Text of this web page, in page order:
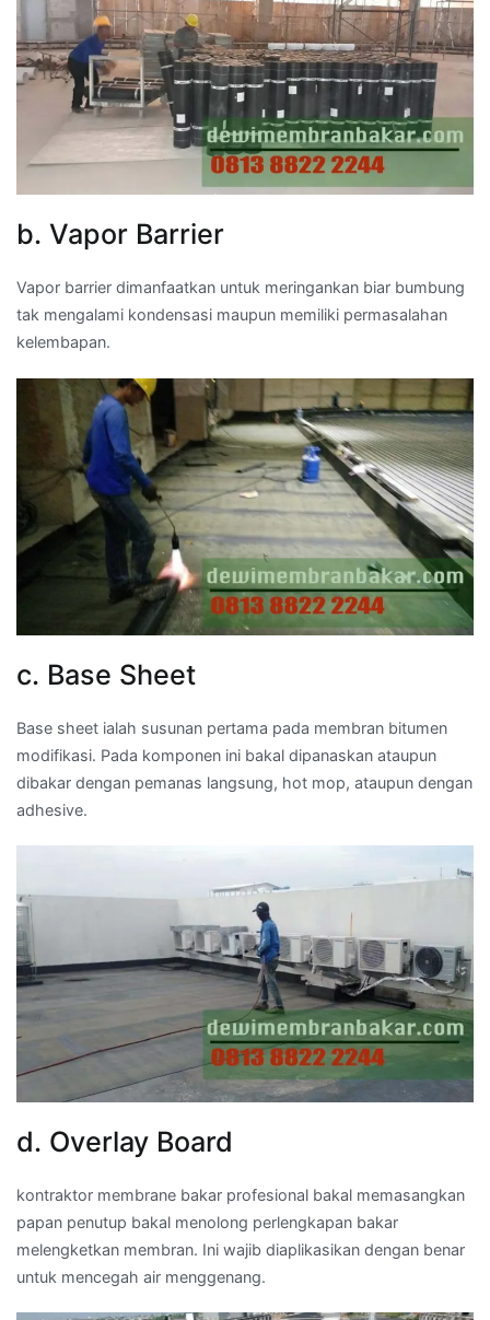
b. Vapor Barrier
Vapor barrier dimanfaatkan untuk meringankan biar bumbung
tak mengalami kondensasi maupun memiliki permasalahan
kelembapan.
c. Base Sheet
Base sheet ialah susunan pertama pada membran bitumen
modifikasi. Pada komponen ini bakal dipanaskan ataupun
dibakar dengan pemanas langsung, hot mop, ataupun dengan
adhesive.
d. Overlay Board
kontraktor membrane bakar profesional bakal memasangkan
papan penutup bakal menolong perlengkapan bakar
melengketkan membran. Ini wajib diaplikasikan dengan benar
untuk mencegah air menggenang.